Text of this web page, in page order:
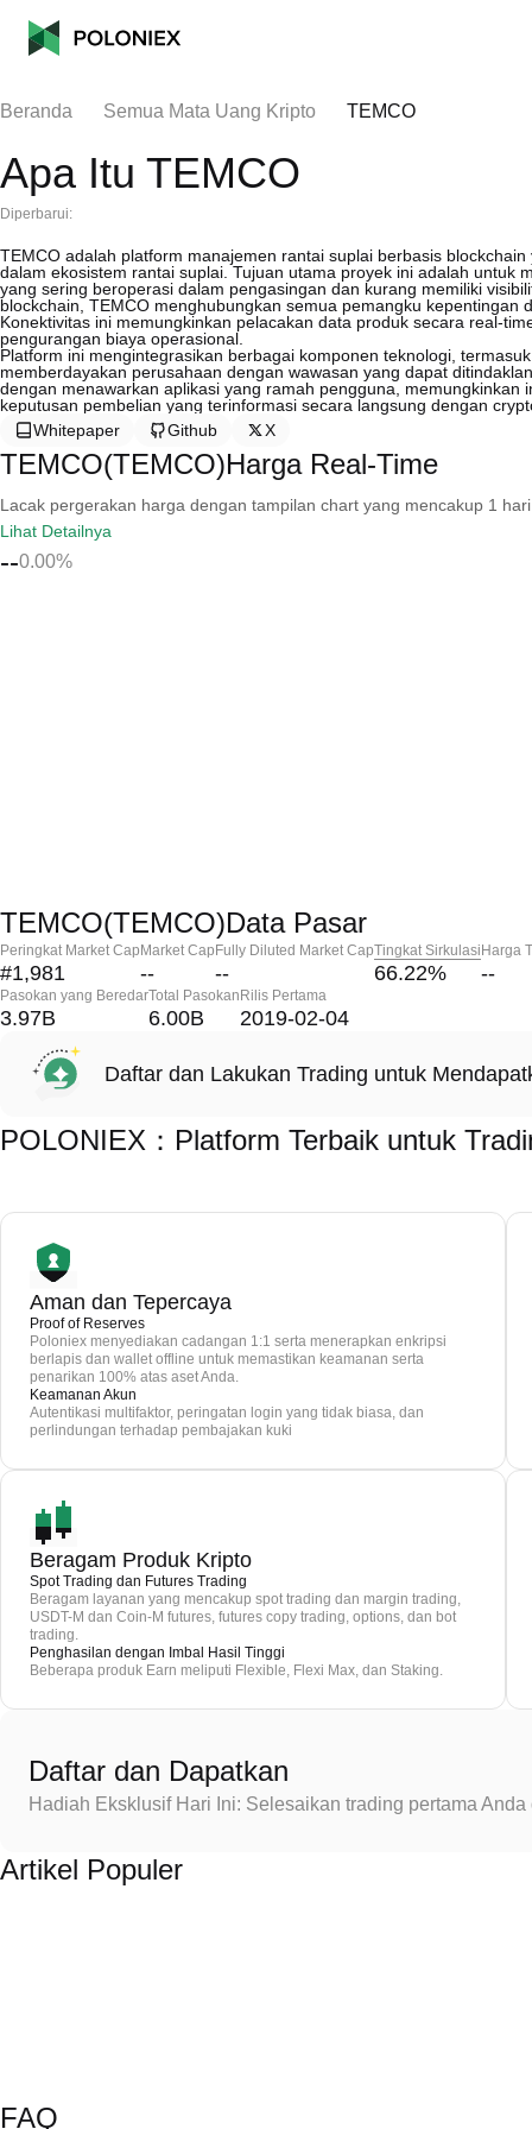
Beranda Semua Mata Uang Kripto TEMCO
Apa Itu TEMCO
Diperbarui:
TEMCO adalah platform manajemen rantai suplai berbasis
dalam ekosistem rantai suplai. Tujuan utama proyek ini adalah untuk
yang sering beroperasi dalam pengasingan dan kurang memiliki
blockchain, TEMCO menghubungkan semua pemangku
Konektivitas ini memungkinkan pelacakan data produk secara real-
pengurangan biaya operasional.
Platform ini mengintegrasikan berbagai komponen teknologi,
memberdayakan perusahaan dengan wawasan yang dapat
dengan menawarkan aplikasi yang ramah pengguna,
keputusan pembelian yang terinformasi secara langsung dengan
Whitepaper
Github X
TEMCO(TEMCO)Harga Real-Time
Lacak pergerakan harga dengan tampilan chart yang mencakup 1
Lihat Detailnya
--0.00%
TEMCO(TEMCO)Data Pasar
Peringkat Market Cap
#1,981
Market Cap
--
Fully Diluted Market Cap
--
Tingkat Sirkulasi
66.22%
Harga
--
Pasokan yang Beredar
3.97B
Total Pasokan
6.00B
Rilis Pertama
2019-02-04
Daftar dan Lakukan Trading untuk
POLONIEX：Platform Terbaik untuk
Aman dan Tepercaya
Proof of Reserves
Poloniex menyediakan cadangan 1:1 serta menerapkan enkripsi
berlapis dan wallet offline untuk memastikan keamanan serta
penarikan 100% atas aset Anda.
Keamanan Akun
Autentikasi multifaktor, peringatan login yang tidak biasa, dan
perlindungan terhadap pembajakan kuki
Beragam Produk Kripto
Spot Trading dan Futures Trading
Beragam layanan yang mencakup spot trading dan margin trading,
USDT-M dan Coin-M futures, futures copy trading, options, dan bot
trading.
Penghasilan dengan Imbal Hasil Tinggi
Beberapa produk Earn meliputi Flexible, Flexi Max, dan Staking.
Daftar dan Dapatkan
Hadiah Eksklusif Hari Ini: Selesaikan trading pertama
Artikel Populer
FAQ